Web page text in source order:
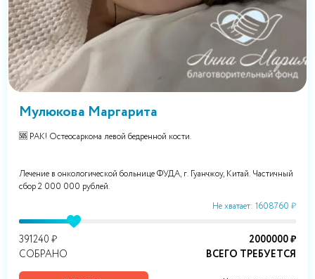
Мулюкова Маргарита
🆘 РАК! Остеосаркома левой бедренной кости.
Лечение в онкологической больнице ФУДА, г. Гуанчжоу, Китай. Частичный
сбор 2 000 000 рублей.
Не хватает: 1608760 ₽
391240 ₽
СОБРАНО
2000000 ₽
ВСЕГО ТРЕБУЕТСЯ